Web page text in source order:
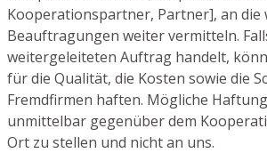
Kooperationspartner, Partner], an die
Beauftragungen weiter vermitteln.
weitergeleiteten Auftrag handelt,
für die Qualität, die Kosten sowie die
Fremdfirmen haften. Mögliche
unmittelbar gegenüber dem
Ort zu stellen und nicht an uns.